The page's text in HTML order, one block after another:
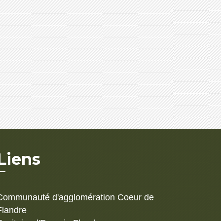
d'agglomération Coeur de